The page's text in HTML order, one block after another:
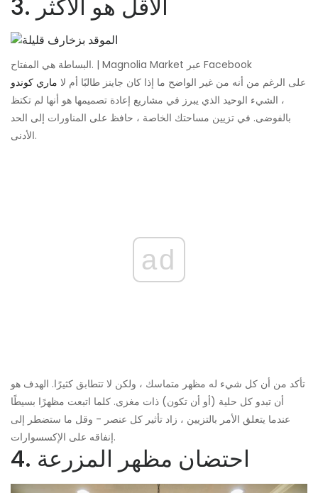
3. الأقل هو الأكثر
البساطة هي المفتاح. | Magnolia Market عبر Facebook
على الرغم من أنه من غير الواضح ما إذا كان جاينز طالبًا أم لا ماري كوندو
، الشيء الوحيد الذي يبرز في مشاريع إعادة تصميمها هو أنها لم تكتظ
بالفوضى. في تزيين مساحتك الخاصة ، حافظ على المناورات إلى الحد
الأدنى.
ad
تأكد من أن كل شيء له مظهر متماسك ، ولكن لا تتطابق كثيرًا. الهدف هو
أن تبدو كل حلية (أو أن تكون) ذات مغزى. كلما اتبعت مظهرًا بسيطًا
عندما يتعلق الأمر بالتزيين ، زاد تأثير كل عنصر - وقل ما ستضطر إلى
إنفاقه على الإكسسوارات.
4. احتضان مظهر المزرعة